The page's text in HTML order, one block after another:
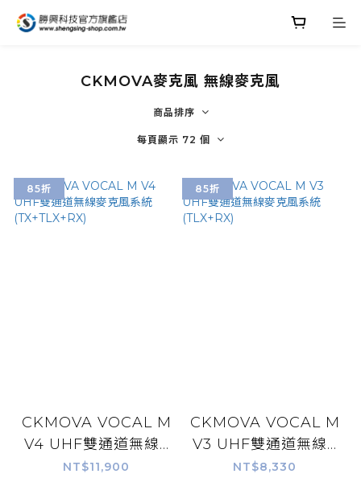
CKMOVA麥克風 無線麥克風
商品排序
每頁顯示 72 個
85折
CKMOVA VOCAL M
V4 UHF雙通道無線...
NT$11,900
85折
CKMOVA VOCAL M
V3 UHF雙通道無線...
NT$8,330